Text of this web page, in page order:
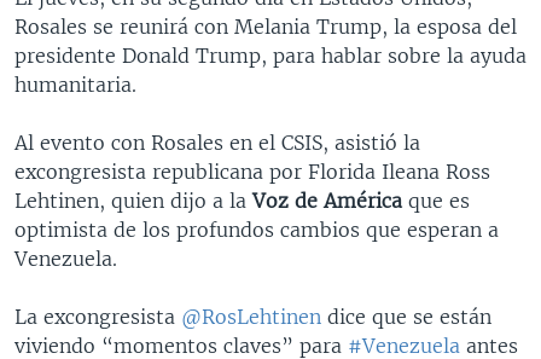
Rosales se reunirá con Melania Trump, la esposa del
presidente Donald Trump, para hablar sobre la ayuda
humanitaria.
Al evento con Rosales en el CSIS, asistió la
excongresista republicana por Florida Ileana Ross
Lehtinen, quien dijo a laVoz de América que es
optimista de los profundos cambios que esperan a
Venezuela.
La excongresista @RosLehtinen dice que se están
viviendo “momentos claves” para #Venezuela antes